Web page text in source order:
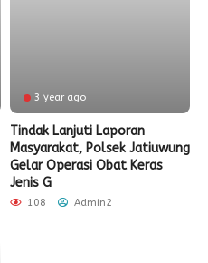
3 year ago
Tindak Lanjuti Laporan
Masyarakat, Polsek Jatiuwung
Gelar Operasi Obat Keras
Jenis G
108 Admin2